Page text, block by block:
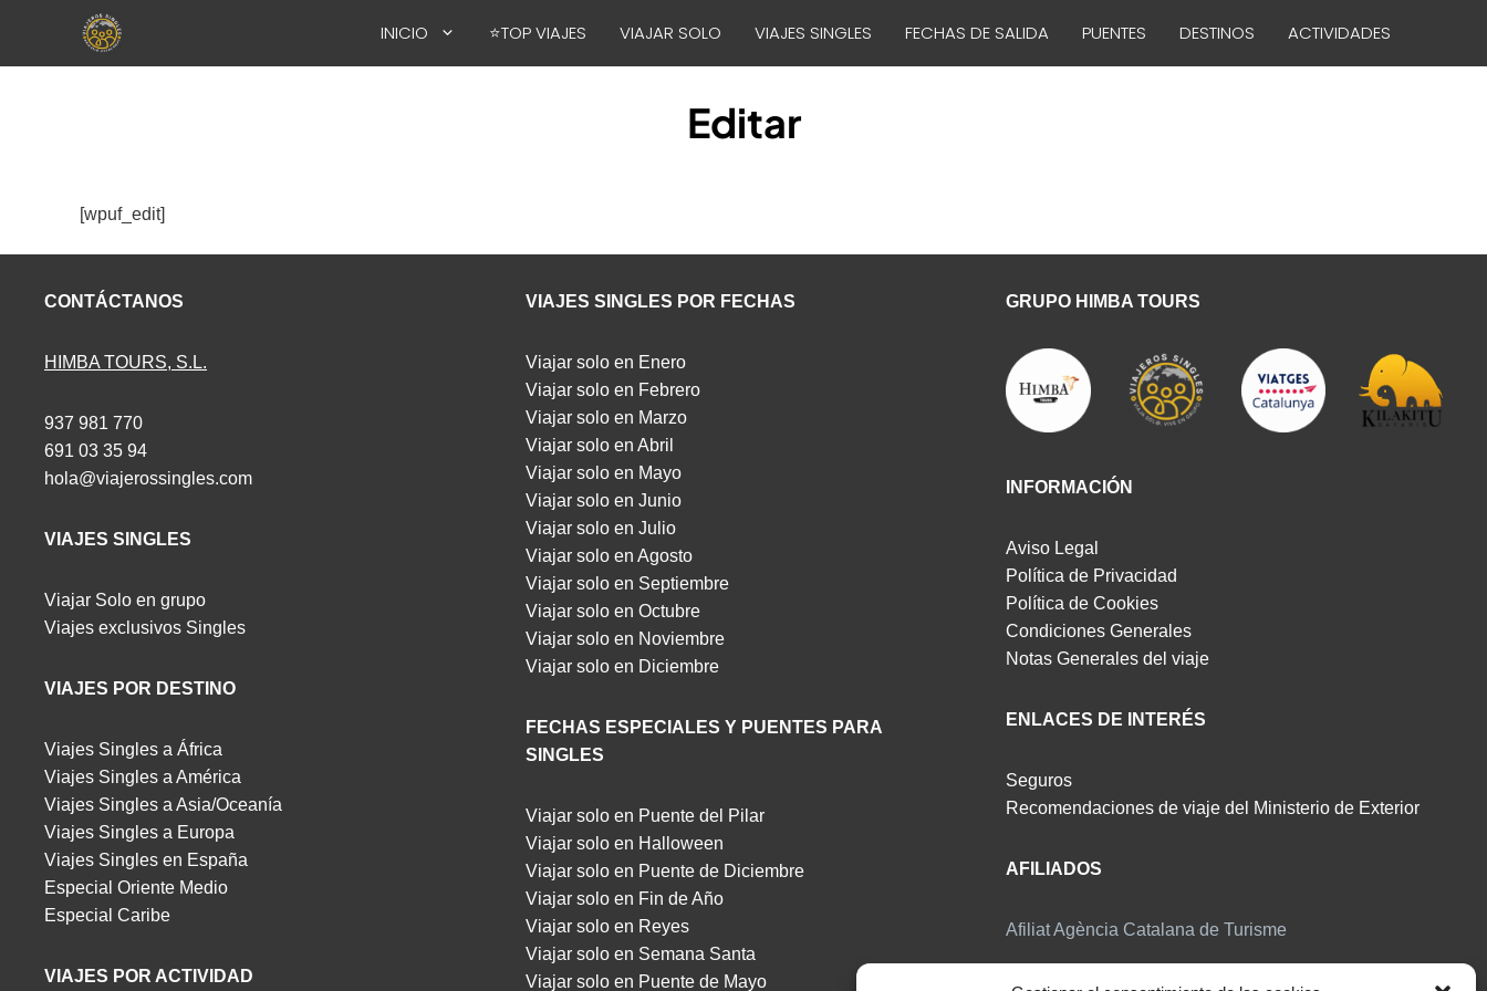
contenido
INICIO ⭐TOP VIAJES VIAJAR SOLO VIAJES SINGLES FECHAS DE SALIDA PUENTES DESTINOS ACTIVIDADES
Editar
[wpuf_edit]
CONTÁCTANOS
HIMBA TOURS, S.L.
937 981 770
691 03 35 94
hola@viajerossingles.com
VIAJES SINGLES
Viajar Solo en grupo
Viajes exclusivos Singles
VIAJES POR DESTINO
Viajes Singles a África
Viajes Singles a América
Viajes Singles a Asia/Oceanía
Viajes Singles a Europa
Viajes Singles en España
Especial Oriente Medio
Especial Caribe
VIAJES POR ACTIVIDAD
VIAJES SINGLES POR FECHAS
Viajar solo en Enero
Viajar solo en Febrero
Viajar solo en Marzo
Viajar solo en Abril
Viajar solo en Mayo
Viajar solo en Junio
Viajar solo en Julio
Viajar solo en Agosto
Viajar solo en Septiembre
Viajar solo en Octubre
Viajar solo en Noviembre
Viajar solo en Diciembre
FECHAS ESPECIALES Y PUENTES PARA
SINGLES
Viajar solo en Puente del Pilar
Viajar solo en Halloween
Viajar solo en Puente de Diciembre
Viajar solo en Fin de Año
Viajar solo en Reyes
Viajar solo en Semana Santa
Viajar solo en Puente de Mayo
GRUPO HIMBA TOURS
INFORMACIÓN
Aviso Legal
Política de Privacidad
Política de Cookies
Condiciones Generales
Notas Generales del viaje
ENLACES DE INTERÉS
Seguros
Recomendaciones de viaje del Ministerio de Exterior
AFILIADOS
Afiliat Agència Catalana de Turisme